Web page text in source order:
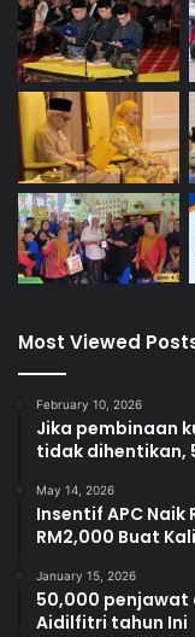
t
i
Most Viewed
February 10, 2026
Jika pembinaan
tidak dihentikan,
May 14, 2026
Insentif APC Naik
RM2,000 Buat
January 15, 2026
50,000 penjawat
Aidilfitri tahun Ini